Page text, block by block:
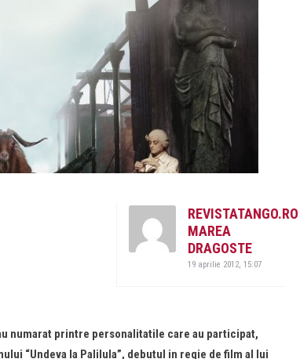
REVISTATANGO.RO
MAREA
DRAGOSTE
19 aprilie 2012, 15:07
numarat printre personalitatile care au participat,
“Undeva la Palilula”, debutul in regie de film al lui